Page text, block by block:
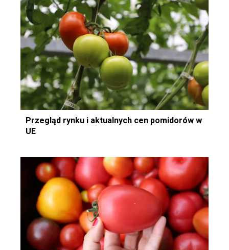
Przegląd rynku i aktualnych cen pomidorów w
UE